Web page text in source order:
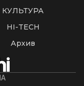
КУЛЬТУРА
HI-TECH
Архив